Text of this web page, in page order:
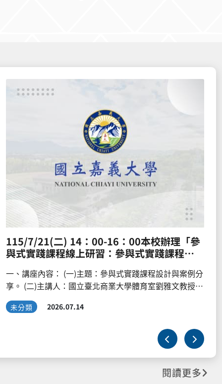
115/7/21(二) 14：00-16：00本校辦理「參
與式實踐課程線上研習：參與式實踐課程設
一、講座內容： (一)主題：參與式實踐課程設計與案例分
享。 (二)主講人：國立臺北商業大學體育室劉雅文教授。
(三)時間：115年7月21日(星期二) 下午2時至4時。 (四)地
點：線上會議(Microsoft teams)。 (五)活動內容： １、
規劃(議題設定、場域連結、學習機制等)。 二、報名網
址：https://www.surveycake.com/s/nxPkl，報名完成
後，將於活動前一日寄送會議連結。 三、全程參與研習
並填寫滿意度調查者，於會後以mail寄發研習時數證
未分類 2026.07.14
閱讀更多